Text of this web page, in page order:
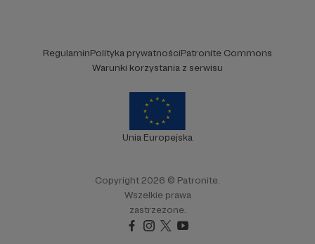
RegulaminPolityka prywatnościPatronite Commons
Warunki korzystania z serwisu
Unia Europejska
Copyright 2026 © Patronite.
Wszelkie prawa
zastrzeżone.